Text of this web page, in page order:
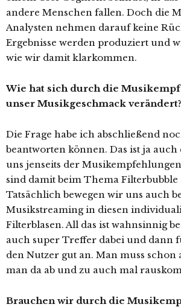
andere Menschen fallen. Doch die
Analysten nehmen darauf keine
Ergebnisse werden produziert und
wie wir damit klarkommen.
Wie hat sich durch die
unser Musikgeschmack verändert?
Die Frage habe ich abschließend
beantworten können. Das ist ja
uns jenseits der
sind damit beim Thema Filterbubble
Tatsächlich bewegen wir uns auch
Musikstreaming in diesen
Filterblasen. All das ist wahnsinnig
auch super Treffer dabei und dann
den Nutzer gut an. Man muss schon
man da ab und zu auch mal
Brauchen wir durch die